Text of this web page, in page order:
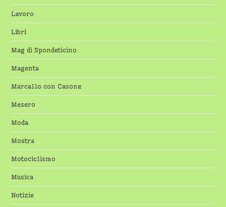
Lavoro
Libri
Mag di Spondeticino
Magenta
Marcallo con Casone
Mesero
Moda
Mostra
Motociclismo
Musica
Notizie